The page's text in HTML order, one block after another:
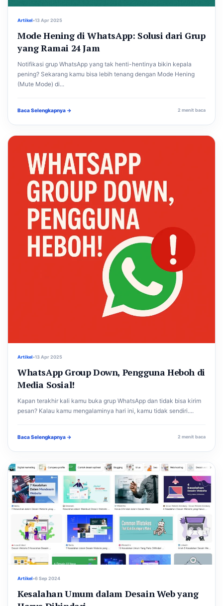
Artikel•13 Apr 2025
Mode Hening di WhatsApp: Solusi dari Grup
yang Ramai 24 Jam
Notifikasi grup WhatsApp yang tak henti-hentinya bikin kepala
pening? Sekarang kamu bisa lebih tenang dengan Mode Hening
(Mute Mode) di...
Baca Selengkapnya → 2 menit baca
Artikel•13 Apr 2025
WhatsApp Group Down, Pengguna Heboh di
Media Sosial!
Kapan terakhir kali kamu buka grup WhatsApp dan tidak bisa kirim
pesan? Kalau kamu mengalaminya hari ini, kamu tidak sendiri....
Baca Selengkapnya → 2 menit baca
Artikel•6 Sep 2024
Kesalahan Umum dalam Desain Web yang